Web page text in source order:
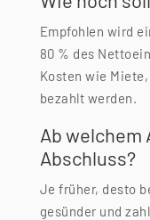
Empfohlen wird
80 % des
Kosten wie
bezahlt werden.
Ab welchem
Abschluss?
Je früher, desto
gesünder und